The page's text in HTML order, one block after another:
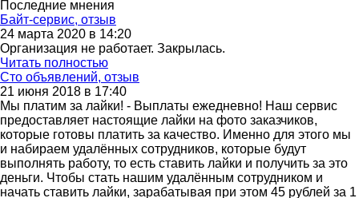
Последние мнения
Байт-сервис, отзыв
24 марта 2020 в 14:20
Организация не работает. Закрылась.
Читать полностью
Сто объявлений, отзыв
21 июня 2018 в 17:40
Мы платим за лайки! - Выплаты ежедневно! Наш сервис
предоставляет настоящие лайки на фото заказчиков,
которые готовы платить за качество. Именно для этого мы
и набираем удалённых сотрудников, которые будут
выполнять работу, то есть ставить лайки и получить за это
деньги. Чтобы стать нашим удалённым сотрудником и
начать ставить лайки, зарабатывая при этом 45 рублей за 1